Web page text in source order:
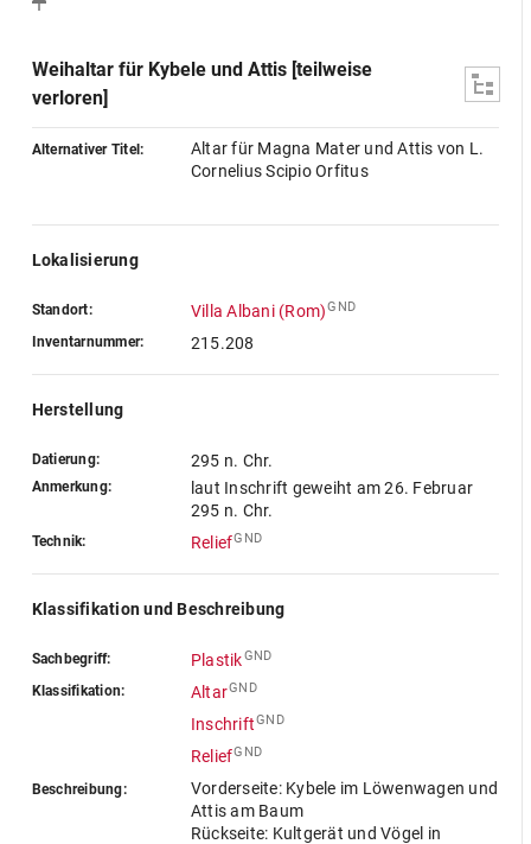
Weihaltar für Kybele und Attis [teilweise
verloren]
Alternativer Titel:
Altar für Magna Mater und Attis von L.
Cornelius Scipio Orfitus
Lokalisierung
Standort: Villa Albani (Rom)GND
Inventarnummer: 215.208
Herstellung
Datierung: 295 n. Chr.
Anmerkung:
laut Inschrift geweiht am 26. Februar
295 n. Chr.
Technik: ReliefGND
Klassifikation und Beschreibung
Sachbegriff: PlastikGND
Klassifikation: AltarGND
InschriftGND
ReliefGND
Beschreibung:
Vorderseite: Kybele im Löwenwagen und
Attis am Baum
Rückseite: Kultgerät und Vögel in